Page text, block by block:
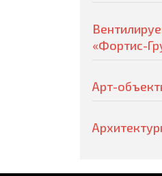
«Фортис-
Арт-